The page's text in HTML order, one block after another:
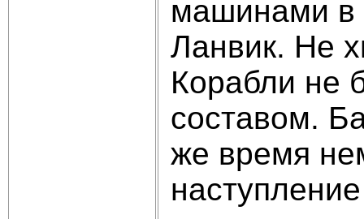
машинами в
Ланвик. Не
Корабли не
составом.
же время